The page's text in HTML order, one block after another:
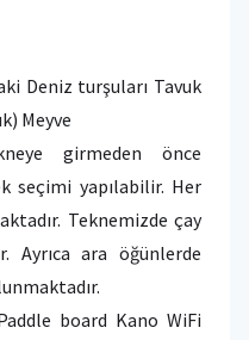
Deniz turşuları Tavuk
Meyve
girmeden önce
seçimi yapılabilir. Her
Teknemizde çay
Ayrıca ara öğünlerde
board Kano WiFi